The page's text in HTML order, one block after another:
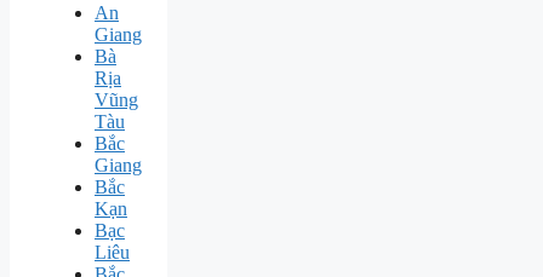
An
Giang
Bà
Rịa
Vũng
Tàu
Bắc
Giang
Bắc
Kạn
Bạc
Liêu